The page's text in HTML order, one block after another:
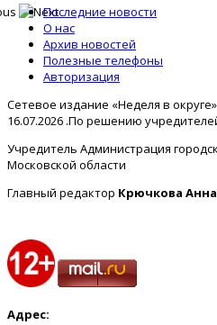
Последние новости
О нас
Архив новостей
Полезные телефоны
Авторизация
Сетевое издание «Неделя в
16.07.2026 .По решению
Учредитель Администрация
Московской области
Главный редактор Крючкова
Адрес: